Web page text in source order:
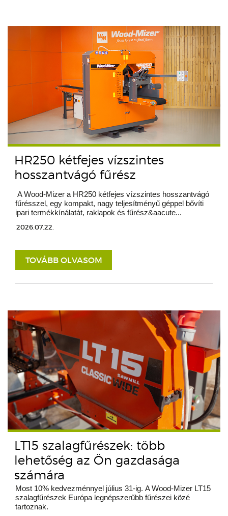
HR250 kétfejes vízszintes
hosszantvágó fűrész
A Wood-Mizer a HR250 kétfejes vízszintes hosszantvágó
fűrésszel, egy kompakt, nagy teljesítményű géppel bővíti
ipari termékkínálatát, raklapok és fűrész&aacute...
2026.07.22.
TOVÁBB OLVASOM
LT15 szalagfűrészek: több
lehetőség az Ön gazdasága
számára
Most 10% kedvezménnyel július 31-ig. A Wood-Mizer LT15
szalagfűrészek Európa legnépszerűbb fűrészei közé
tartoznak.